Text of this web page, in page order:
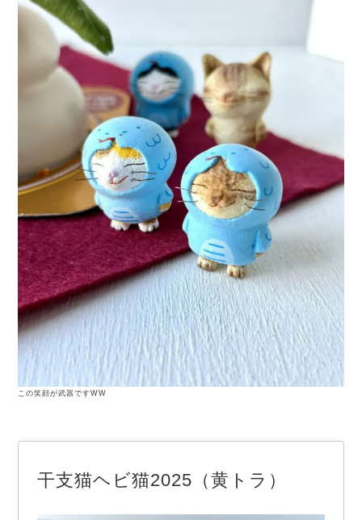
この笑顔が武器ですWW
干支猫ヘビ猫2025（黄トラ）